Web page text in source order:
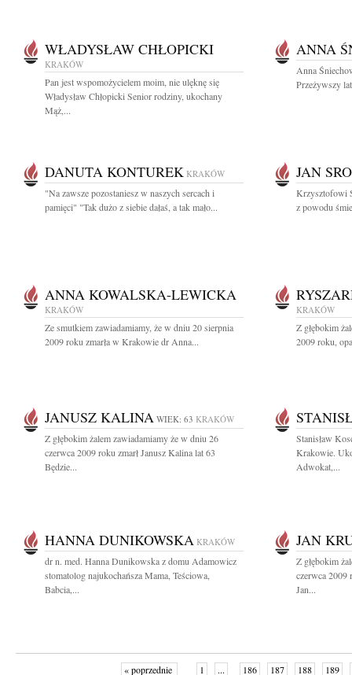
WŁADYSŁAW CHŁOPICKI
KRAKÓW
Pan jest wspomożycielem moim, nie ulęknę się
Władysław Chłopicki Senior rodziny, ukochany
Mąż,...
ANNA
Anna
Przeżywszy
DANUTA KONTUREK KRAKÓW
"Na zawsze pozostaniesz w naszych sercach i
pamięci" "Tak dużo z siebie dałaś, a tak mało...
JAN
Krzysztofowi
z powodu
ANNA KOWALSKA-LEWICKA
KRAKÓW
Ze smutkiem zawiadamiamy, że w dniu 20 sierpnia
2009 roku zmarła w Krakowie dr Anna...
KRAKÓW
Z głębokim
2009 roku,
JANUSZ KALINA WIEK: 63 KRAKÓW
Z głębokim żalem zawiadamiamy że w dniu 26
czerwca 2009 roku zmarł Janusz Kalina lat 63
Będzie...
Stanisław
Krakowie.
Adwokat,...
HANNA DUNIKOWSKA KRAKÓW
dr n. med. Hanna Dunikowska z domu Adamowicz
stomatolog najukochańsza Mama, Teściowa,
Babcia,...
JAN
Z głębokim
czerwca 2009
Jan...
« poprzednie 1 ... 186 187 188 189